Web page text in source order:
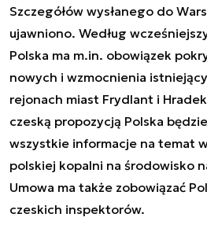
Szczegółów wysłanego do
ujawniono. Według
Polska ma m.in. obowiązek
nowych i wzmocnienia
rejonach miast Frydlant i
czeską propozycją Polska
wszystkie informacje na temat
polskiej kopalni na środowisko
Umowa ma także zobowiązać
czeskich inspektorów.